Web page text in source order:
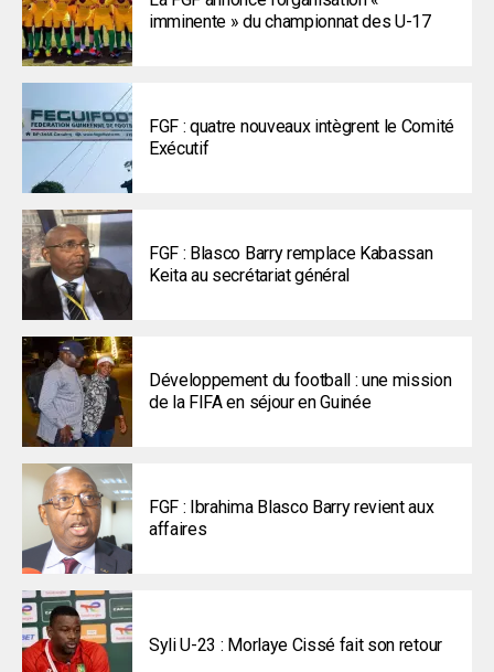
imminente » du championnat des U-17
FGF : quatre nouveaux intègrent le Comité
Exécutif
FGF : Blasco Barry remplace Kabassan
Keita au secrétariat général
Développement du football : une mission
de la FIFA en séjour en Guinée
FGF : Ibrahima Blasco Barry revient aux
affaires
Syli U-23 : Morlaye Cissé fait son retour